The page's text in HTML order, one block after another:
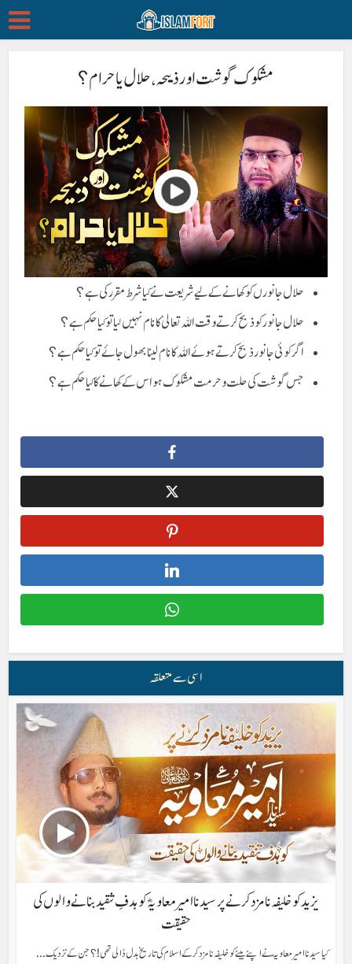
مشکوک گوشت اور ذبیحہ، حلال یا حرام؟
حلال جانورں کو کھانے کے لیے شریعت نے کیا شرط مقرر کی ہے؟
حلال جانور کو ذبح کرتے وقت اللہ تعالیٰ کا نام نہیں لیا تو كیا حكم ہے؟
اگر کوئی جانور ذبح کرتے ہوئے اللہ کا نام لینا بھول جائے تو کیا حکم ہے؟
جس گوشت کی حلت و حرمت مشکوک ہو اس کے کھانے کا کیا حکم ہے؟
اسی سے متعلقہ
یزید کو خلیفہ نامزد کرنے پر سیدنا امیر معاویہؓ کو ہدفِ تنقید بنانے والوں کی
حقیقت
کیا سیدنا امیر معاویہ ؓ نے اپنے بیٹے کو خلیفہ نامزد کرکے اسلام کی تاریخ بدل ڈالی تھی!؟ جن کے نزدیک...